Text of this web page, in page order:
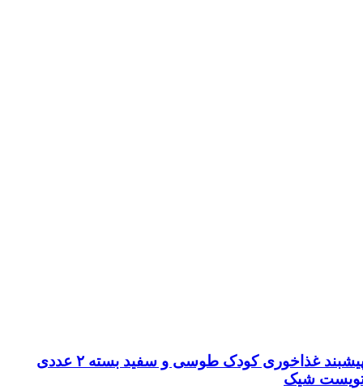
پیشبند غذاخوری کودک طوسی و سفید بسته ۲ عددی
شیک